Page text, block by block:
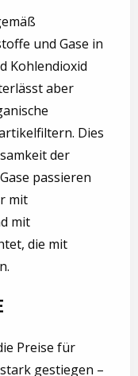
und Gase in
Kohlendioxid
aber
Dies
der
passieren
mit
mit
die mit
Preise für
gestiegen –